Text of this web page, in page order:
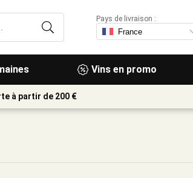
Vins en promo
Pays de livraison :
à partir de 200 €